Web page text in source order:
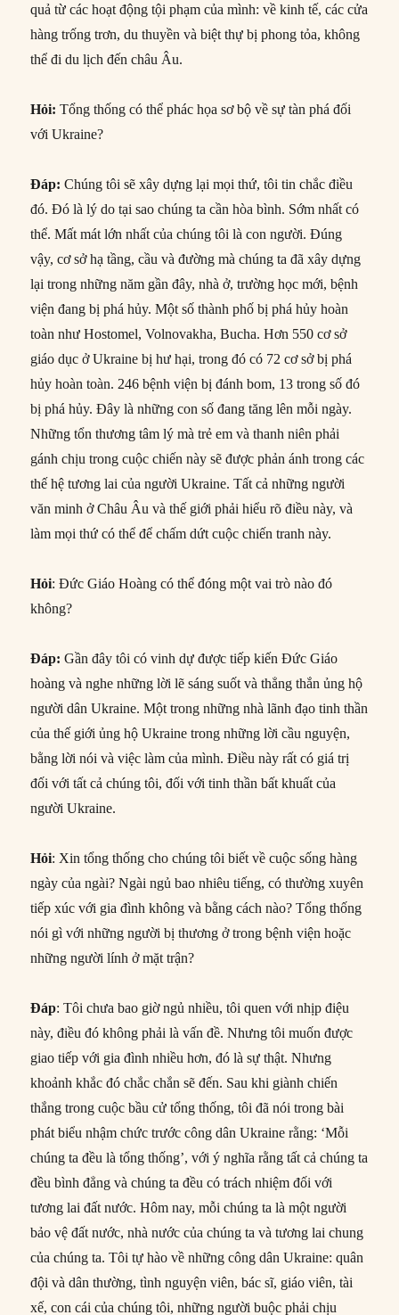
quả từ các hoạt động tội phạm của mình: về kinh tế, các cửa
hàng trống trơn, du thuyền và biệt thự bị phong tỏa, không
thể đi du lịch đến châu Âu.
Hỏi: Tổng thống có thể phác họa sơ bộ về sự tàn phá đối
với Ukraine?
Đáp:Chúng tôi sẽ xây dựng lại mọi thứ, tôi tin chắc điều
đó. Đó là lý do tại sao chúng ta cần hòa bình. Sớm nhất có
thể. Mất mát lớn nhất của chúng tôi là con người. Đúng
vậy, cơ sở hạ tầng, cầu và đường mà chúng ta đã xây dựng
lại trong những năm gần đây, nhà ở, trường học mới, bệnh
viện đang bị phá hủy. Một số thành phố bị phá hủy hoàn
toàn như Hostomel, Volnovakha, Bucha. Hơn 550 cơ sở
giáo dục ở Ukraine bị hư hại, trong đó có 72 cơ sở bị phá
hủy hoàn toàn. 246 bệnh viện bị đánh bom, 13 trong số đó
bị phá hủy. Đây là những con số đang tăng lên mỗi ngày.
Những tổn thương tâm lý mà trẻ em và thanh niên phải
gánh chịu trong cuộc chiến này sẽ được phản ánh trong các
thế hệ tương lai của người Ukraine. Tất cả những người
văn minh ở Châu Âu và thế giới phải hiểu rõ điều này, và
làm mọi thứ có thể để chấm dứt cuộc chiến tranh này.
Hỏi: Đức Giáo Hoàng có thể đóng một vai trò nào đó
không?
Đáp:Gần đây tôi có vinh dự được tiếp kiến Đức Giáo
hoàng và nghe những lời lẽ sáng suốt và thẳng thắn ủng hộ
người dân Ukraine. Một trong những nhà lãnh đạo tinh thần
của thế giới ủng hộ Ukraine trong những lời cầu nguyện,
bằng lời nói và việc làm của mình. Điều này rất có giá trị
đối với tất cả chúng tôi, đối với tinh thần bất khuất của
người Ukraine.
Hỏi: Xin tổng thống cho chúng tôi biết về cuộc sống hàng
ngày của ngài? Ngài ngủ bao nhiêu tiếng, có thường xuyên
tiếp xúc với gia đình không và bằng cách nào? Tổng thống
nói gì với những người bị thương ở trong bệnh viện hoặc
những người lính ở mặt trận?
Đáp: Tôi chưa bao giờ ngủ nhiều, tôi quen với nhịp điệu
này, điều đó không phải là vấn đề. Nhưng tôi muốn được
giao tiếp với gia đình nhiều hơn, đó là sự thật. Nhưng
khoảnh khắc đó chắc chắn sẽ đến. Sau khi giành chiến
thắng trong cuộc bầu cử tổng thống, tôi đã nói trong bài
phát biểu nhậm chức trước công dân Ukraine rằng: ‘Mỗi
chúng ta đều là tổng thống’, với ý nghĩa rằng tất cả chúng ta
đều bình đẳng và chúng ta đều có trách nhiệm đối với
tương lai đất nước. Hôm nay, mỗi chúng ta là một người
bảo vệ đất nước, nhà nước của chúng ta và tương lai chung
của chúng ta. Tôi tự hào về những công dân Ukraine: quân
đội và dân thường, tình nguyện viên, bác sĩ, giáo viên, tài
xế, con cái của chúng tôi, những người buộc phải chịu